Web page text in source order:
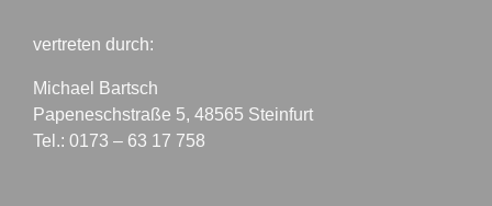
vertreten durch:
Michael Bartsch
Papeneschstraße 5, 48565 Steinfurt
Tel.: 0173 – 63 17 758